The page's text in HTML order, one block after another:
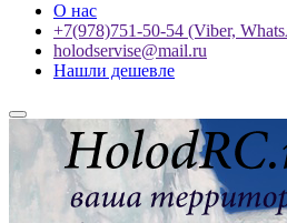
О нас
+7(978)751-50-54 (Viber,
holodservise@mail.ru
Нашли дешевле